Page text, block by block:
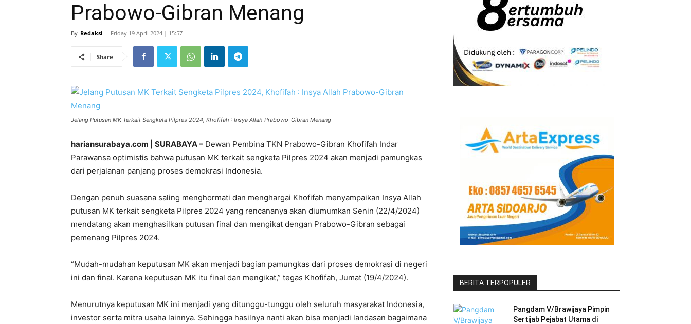
Prabowo-Gibran Menang
By Redaksi - Friday 19 April 2024 | 15:57
Share
Jelang Putusan MK Terkait Sengketa Pilpres 2024, Khofifah : Insya Allah Prabowo-Gibran Menang
hariansurabaya.com | SURABAYA – Dewan Pembina TKN Prabowo-Gibran Khofifah Indar
Parawansa optimistis bahwa putusan MK terkait sengketa Pilpres 2024 akan menjadi pamungkas
dari perjalanan panjang proses demokrasi Indonesia.
Dengan penuh suasana saling menghormati dan menghargai Khofifah menyampaikan Insya Allah
putusan MK terkait sengketa Pilpres 2024 yang rencananya akan diumumkan Senin (22/4/2024)
mendatang akan menghasilkan putusan final dan mengikat dengan Prabowo-Gibran sebagai
pemenang Pilpres 2024.
“Mudah-mudahan keputusan MK akan menjadi bagian pamungkas dari proses demokrasi di negeri
ini dan final. Karena keputusan MK itu final dan mengikat,” tegas Khofifah, Jumat (19/4/2024).
Menurutnya keputusan MK ini menjadi yang ditunggu-tunggu oleh seluruh masyarakat Indonesia,
investor serta mitra usaha lainnya. Sehingga hasilnya nanti akan bisa menjadi landasan bagaimana
BERITA TERPOPULER
Pangdam V/Brawijaya Pimpin
Sertijab Pejabat Utama di